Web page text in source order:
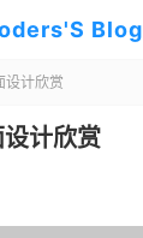
Blog
设计欣赏
计欣赏